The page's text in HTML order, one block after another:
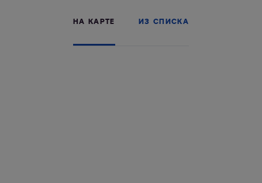
НА КАРТЕ ИЗ СПИСКА